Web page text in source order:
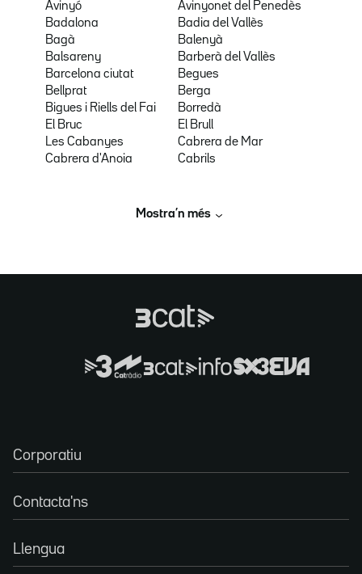
Avinyó
Avinyonet del Penedès
Badalona
Badia del Vallès
Bagà
Balenyà
Balsareny
Barberà del Vallès
Barcelona ciutat
Begues
Bellprat
Berga
Bigues i Riells del Fai
Borredà
El Bruc
El Brull
Les Cabanyes
Cabrera de Mar
Cabrera d'Anoia
Cabrils
Mostra’n més
Corporatiu
Contacta'ns
Llengua